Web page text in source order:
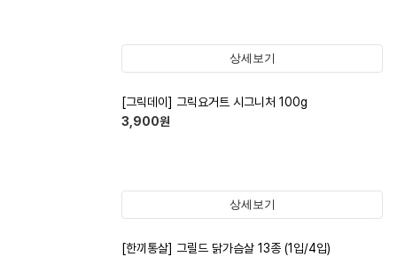
상세보기
[그릭데이] 그릭요거트 시그니처 100g
3,900원
상세보기
[한끼통살] 그릴드 닭가슴살 13종 (1입/4입)